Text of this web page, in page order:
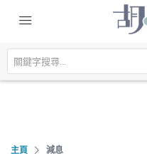
主頁 減息